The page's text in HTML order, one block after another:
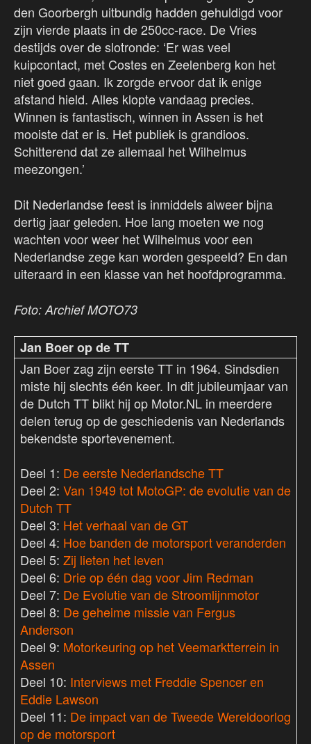
den Goorbergh uitbundig hadden gehuldigd voor
zijn vierde plaats in de 250cc-race. De Vries
destijds over de slotronde: ‘Er was veel
kuipcontact, met Costes en Zeelenberg kon het
niet goed gaan. Ik zorgde ervoor dat ik enige
afstand hield. Alles klopte vandaag precies.
Winnen is fantastisch, winnen in Assen is het
mooiste dat er is. Het publiek is grandioos.
Schitterend dat ze allemaal het Wilhelmus
meezongen.’
Dit Nederlandse feest is inmiddels alweer bijna
dertig jaar geleden. Hoe lang moeten we nog
wachten voor weer het Wilhelmus voor een
Nederlandse zege kan worden gespeeld? En dan
uiteraard in een klasse van het hoofdprogramma.
Foto: Archief MOTO73
Jan Boer op de TT
Jan Boer zag zijn eerste TT in 1964. Sindsdien
miste hij slechts één keer. In dit jubileumjaar van
de Dutch TT blikt hij op Motor.NL in meerdere
delen terug op de geschiedenis van Nederlands
bekendste sportevenement.
Deel 1: De eerste Nederlandsche TT
Deel 2: Van 1949 tot MotoGP: de evolutie van de
Dutch TT
Deel 3: Het verhaal van de GT
Deel 4: Hoe banden de motorsport veranderden
Deel 5: Zij lieten het leven
Deel 6: Drie op één dag voor Jim Redman
Deel 7: De Evolutie van de Stroomlijnmotor
Deel 8: De geheime missie van Fergus
Anderson
Deel 9: Motorkeuring op het Veemarktterrein in
Assen
Deel 10: Interviews met Freddie Spencer en
Eddie Lawson
Deel 11: De impact van de Tweede Wereldoorlog
op de motorsport